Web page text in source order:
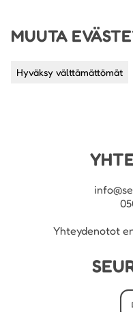
MUUTA
Hyväksy välttämättömät
Yhteydenotot